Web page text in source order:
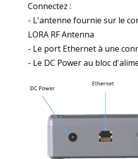
Connectez :
- L'antenne fournie sur le
LORA RF Antenna
- Le port Ethernet à une
- Le DC Power au bloc